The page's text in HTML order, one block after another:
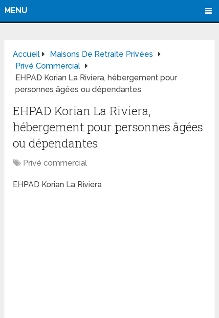
MENU
Accueil
Maisons De Retraite Privées
Privé Commercial
EHPAD Korian La Riviera, hébergement pour
personnes âgées ou dépendantes
EHPAD Korian La Riviera,
hébergement pour personnes âgées
ou dépendantes
Privé commercial
EHPAD Korian La Riviera